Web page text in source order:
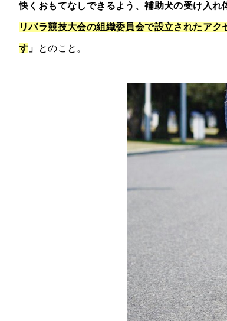
快くおもてなしできるよう、補助犬の受け入
リパラ競技大会の組織委員会で設立されたア
す 」 とのこと。